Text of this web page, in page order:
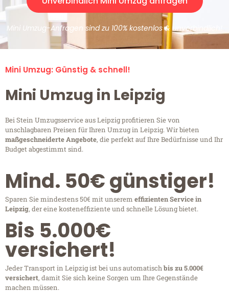
Mini Umzug-Anfragen sind zu 100% kostenlos & unverbindlich!
Mini Umzug: Günstig & schnell!
Mini Umzug in Leipzig
Bei Stein Umzugsservice aus Leipzig profitieren Sie von
unschlagbaren Preisen für Ihren Umzug in Leipzig. Wir bieten
maßgeschneiderte Angebote, die perfekt auf Ihre Bedürfnisse und Ihr
Budget abgestimmt sind.
Mind. 50€ günstiger!
Sparen Sie mindestens 50€ mit unserem effizienten Service in
Leipzig, der eine kosteneffiziente und schnelle Lösung bietet.
Bis 5.000€
versichert!
Jeder Transport in Leipzig ist bei uns automatischbis zu 5.000€
versichert, damit Sie sich keine Sorgen um Ihre Gegenstände
machen müssen.